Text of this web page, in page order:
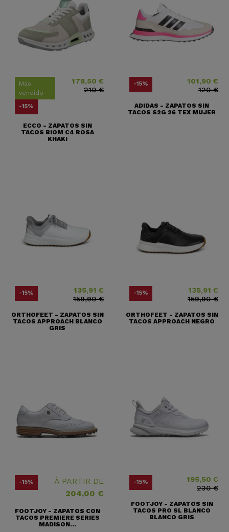
Más
vendido
-15%
Precio
178,50 €
Precio base
210 €
ECCO - ZAPATOS SIN
TACOS BIOM C4 ROSA
KHAKI
-15% Precio101,90 €
Precio base
120 €
ADIDAS - ZAPATOS SIN
TACOS S2G 26 TEX MUJER
-15% 135,91 €
Precio base
159,90 €
ORTHOFEET - ZAPATOS SIN
TACOS APPROACH BLANCO
GRIS
-15% 135,91 €
Precio base
159,90 €
ORTHOFEET - ZAPATOS SIN
TACOS APPROACH NEGRO
-15%
À PARTIR DE
204,00 €
FOOTJOY - ZAPATOS CON
TACOS PREMIERE SERIES
MADISON...
-15% Precio195,50 €
Precio base
230 €
FOOTJOY - ZAPATOS SIN
TACOS PRO SL BLANCO
BLANCO GRIS